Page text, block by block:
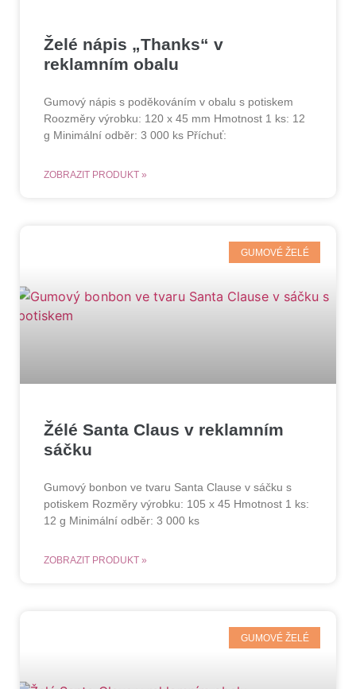
Želé nápis „Thanks“ v
reklamním obalu
Gumový nápis s poděkováním v obalu s potiskem
Roozměry výrobku: 120 x 45 mm Hmotnost 1 ks: 12
g Minimální odběr: 3 000 ks Příchuť:
ZOBRAZIT PRODUKT »
GUMOVÉ ŽELÉ
Žélé Santa Claus v reklamním
sáčku
Gumový bonbon ve tvaru Santa Clause v sáčku s
potiskem Rozměry výrobku: 105 x 45 Hmotnost 1 ks:
12 g Minimální odběr: 3 000 ks
ZOBRAZIT PRODUKT »
GUMOVÉ ŽELÉ